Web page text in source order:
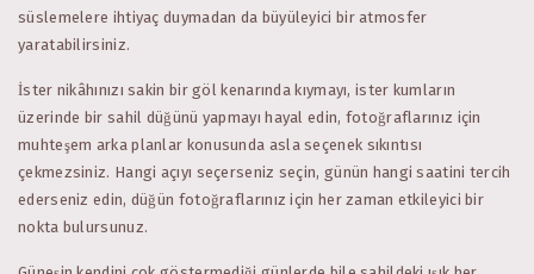
süslemelere ihtiyaç duymadan da büyüleyici bir atmosfer
yaratabilirsiniz.
İster nikâhınızı sakin bir göl kenarında kıymayı, ister kumların
üzerinde bir sahil düğünü yapmayı hayal edin, fotoğraflarınız için
muhteşem arka planlar konusunda asla seçenek sıkıntısı
çekmezsiniz. Hangi açıyı seçerseniz seçin, günün hangi saatini tercih
ederseniz edin, düğün fotoğraflarınız için her zaman etkileyici bir
nokta bulursunuz.